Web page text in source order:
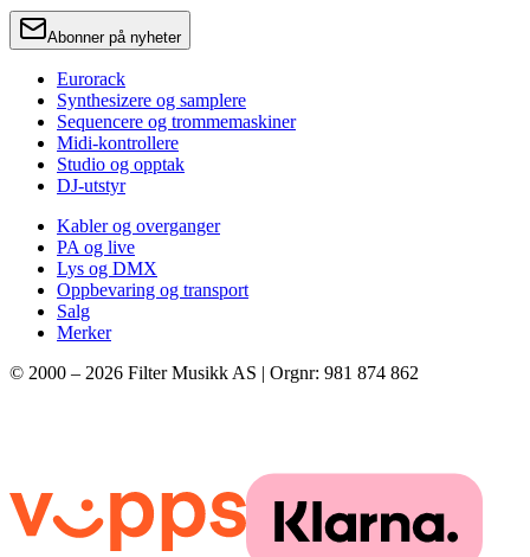
Abonner på nyheter
Eurorack
Synthesizere og samplere
Sequencere og trommemaskiner
Midi-kontrollere
Studio og opptak
DJ-utstyr
Kabler og overganger
PA og live
Lys og DMX
Oppbevaring og transport
Salg
Merker
© 2000 – 2026 Filter Musikk AS | Orgnr: 981 874 862